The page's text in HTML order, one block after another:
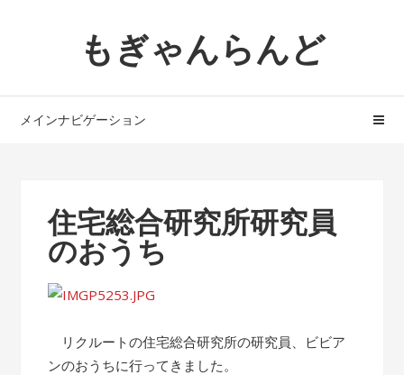
ョ
へ
もぎゃんらんど
メインナビゲーション
住宅総合研究所研究員
のおうち
リクルートの住宅総合研究所の研究員、ビビア
ンのおうちに行ってきました。